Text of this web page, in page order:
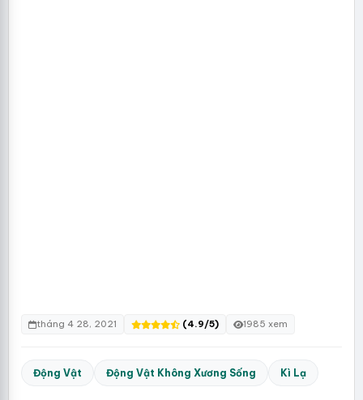
tháng 4 28, 2021 (4.9/5) 1985 xem
Động Vật Động Vật Không Xương Sống Kì Lạ